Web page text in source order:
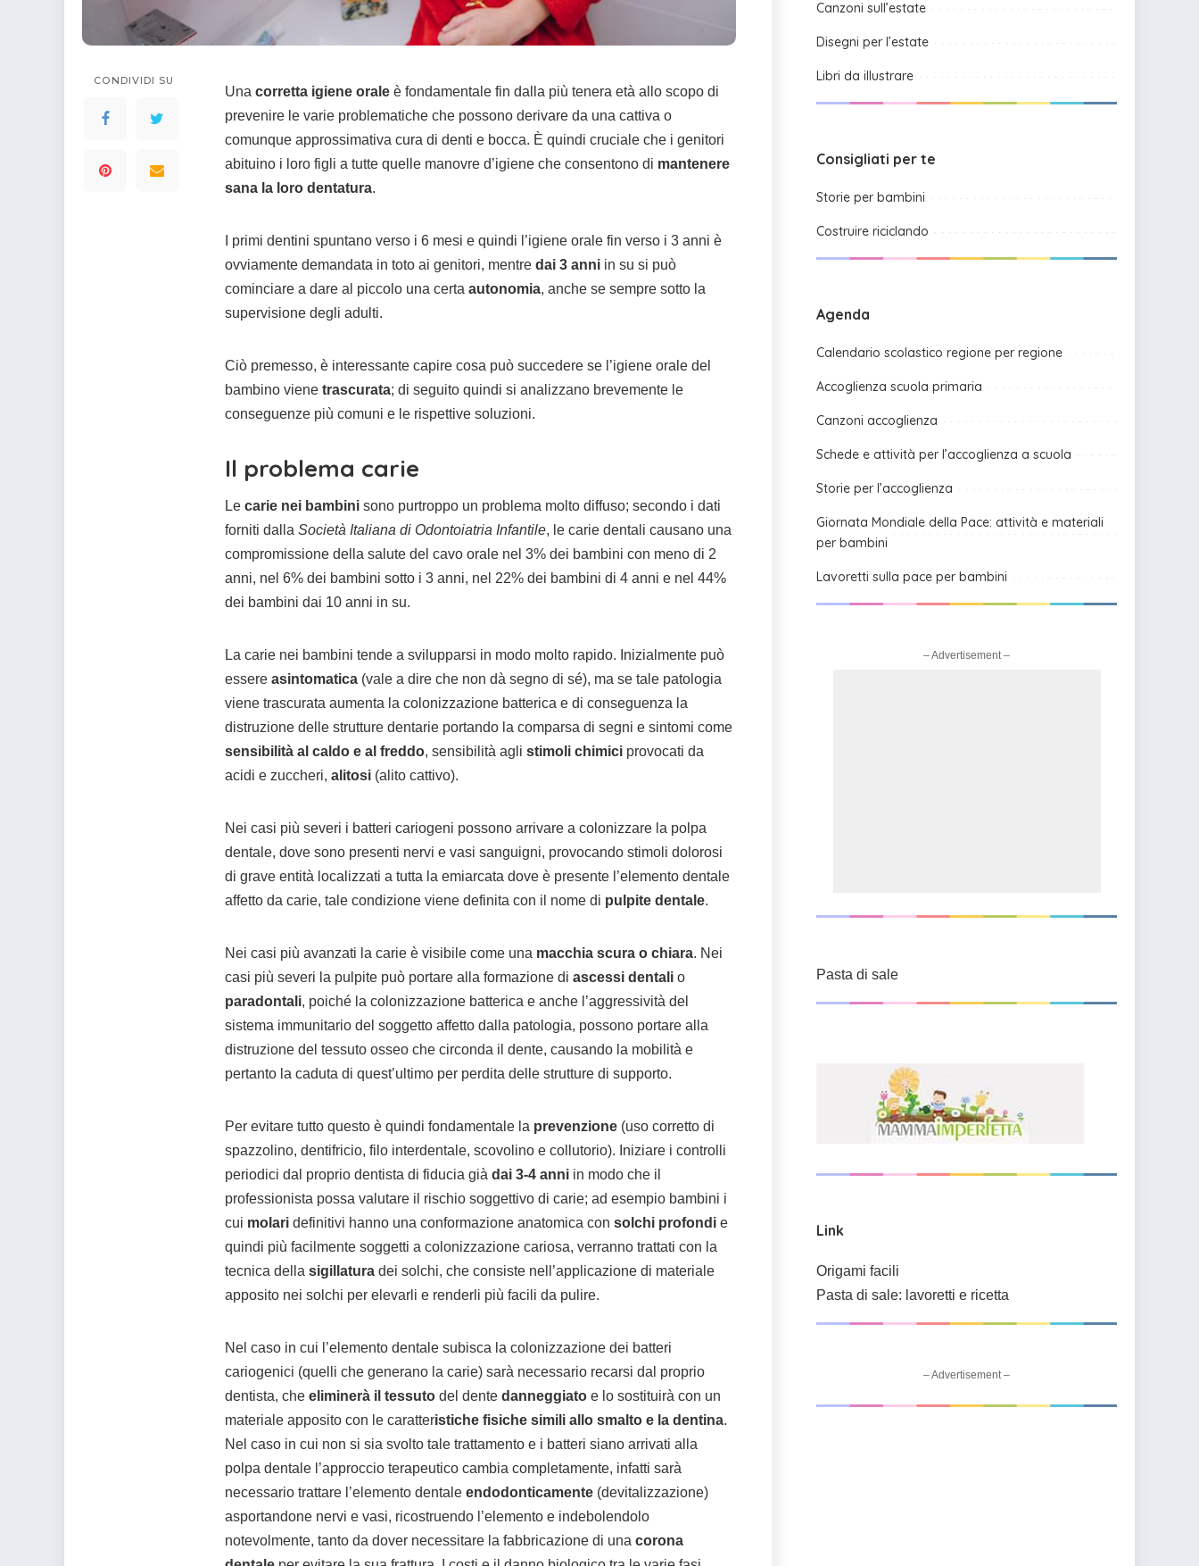
Supereroi da colorare
colorare
Disegni per il catechismo
Indovinelli per bambini
CONDIVIDI SU
Una corretta igiene orale è fondamentale fin dalla più tenera età allo scopo di
prevenire le varie problematiche che possono derivare da una cattiva o
comunque approssimativa cura di denti e bocca. È quindi cruciale che i genitori
abituino i loro figli a tutte quelle manovre d’igiene che consentono di mantenere
sana la loro dentatura.
I primi dentini spuntano verso i 6 mesi e quindi l’igiene orale fin verso i 3 anni è
ovviamente demandata in toto ai genitori, mentre dai 3 anni in su si può
cominciare a dare al piccolo una certa autonomia, anche se sempre sotto la
supervisione degli adulti.
Ciò premesso, è interessante capire cosa può succedere se l’igiene orale del
bambino viene trascurata; di seguito quindi si analizzano brevemente le
conseguenze più comuni e le rispettive soluzioni.
Il problema carie
Le carie nei bambini sono purtroppo un problema molto diffuso; secondo i dati
forniti dalla Società Italiana di Odontoiatria Infantile, le carie dentali causano una
compromissione della salute del cavo orale nel 3% dei bambini con meno di 2
anni, nel 6% dei bambini sotto i 3 anni, nel 22% dei bambini di 4 anni e nel 44%
dei bambini dai 10 anni in su.
La carie nei bambini tende a svilupparsi in modo molto rapido. Inizialmente può
essere asintomatica (vale a dire che non dà segno di sé), ma se tale patologia
viene trascurata aumenta la colonizzazione batterica e di conseguenza la
distruzione delle strutture dentarie portando la comparsa di segni e sintomi come
sensibilità al caldo e al freddo, sensibilità agli stimoli chimici provocati da
acidi e zuccheri, alitosi (alito cattivo).
Nei casi più severi i batteri cariogeni possono arrivare a colonizzare la polpa
dentale, dove sono presenti nervi e vasi sanguigni, provocando stimoli dolorosi
di grave entità localizzati a tutta la emiarcata dove è presente l’elemento dentale
affetto da carie, tale condizione viene definita con il nome di pulpite dentale.
Nei casi più avanzati la carie è visibile come una macchia scura o chiara. Nei
casi più severi la pulpite può portare alla formazione di ascessi dentali o
paradontali, poiché la colonizzazione batterica e anche l’aggressività del
sistema immunitario del soggetto affetto dalla patologia, possono portare alla
distruzione del tessuto osseo che circonda il dente, causando la mobilità e
pertanto la caduta di quest’ultimo per perdita delle strutture di supporto.
Per evitare tutto questo è quindi fondamentale la prevenzione (uso corretto di
spazzolino, dentifricio, filo interdentale, scovolino e collutorio). Iniziare i controlli
periodici dal proprio dentista di fiducia già dai 3-4 anni in modo che il
professionista possa valutare il rischio soggettivo di carie; ad esempio bambini i
cui molari definitivi hanno una conformazione anatomica con solchi profondi e
quindi più facilmente soggetti a colonizzazione cariosa, verranno trattati con la
tecnica della sigillatura dei solchi, che consiste nell’applicazione di materiale
apposito nei solchi per elevarli e renderli più facili da pulire.
Nel caso in cui l’elemento dentale subisca la colonizzazione dei batteri
cariogenici (quelli che generano la carie) sarà necessario recarsi dal proprio
dentista, che eliminerà il tessuto del dente danneggiato e lo sostituirà con un
materiale apposito con le caratteristiche fisiche simili allo smalto e la dentina.
Nel caso in cui non si sia svolto tale trattamento e i batteri siano arrivati alla
polpa dentale l’approccio terapeutico cambia completamente, infatti sarà
necessario trattare l’elemento dentale endodonticamente (devitalizzazione)
asportandone nervi e vasi, ricostruendo l’elemento e indebolendolo
notevolmente, tanto da dover necessitare la fabbricazione di una corona
Canzoni sull’estate
Disegni per l’estate
Libri da illustrare
Consigliati per te
Storie per bambini
Costruire riciclando
Agenda
Calendario scolastico regione per regione
Accoglienza scuola primaria
Canzoni accoglienza
Schede e attività per l’accoglienza a scuola
Storie per l’accoglienza
Giornata Mondiale della Pace: attività e materiali
per bambini
Lavoretti sulla pace per bambini
– Advertisement –
Pasta di sale
Link
Origami facili
Pasta di sale: lavoretti e ricetta
– Advertisement –